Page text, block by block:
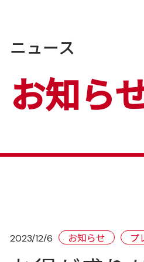
ニュース
お知ら
2023/12/6 お知らせ プ